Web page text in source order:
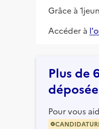
Grâce à
Accéder à
Plus de
Pour vous